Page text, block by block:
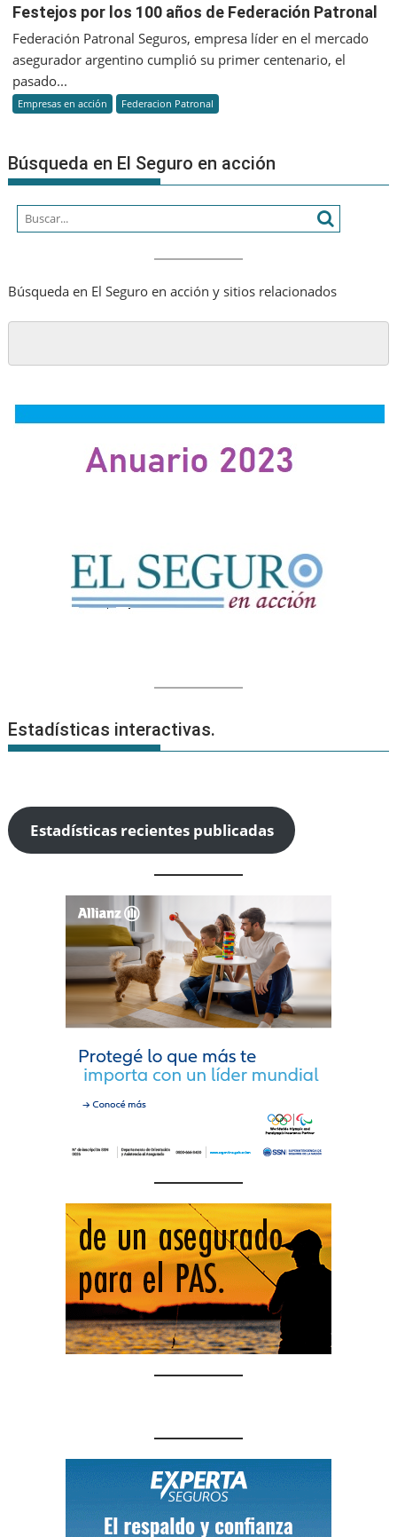
Festejos
los
100
de
Festejos por los 100 años de Federación Patronal
Federación Patronal Seguros, empresa líder en el mercado
asegurador argentino cumplió su primer centenario, el
pasado...
Empresas en acción Federacion Patronal
Búsqueda en El Seguro en acción
Búsqueda en El Seguro en acción y sitios relacionados
Estadísticas interactivas.
Estadísticas recientes publicadas